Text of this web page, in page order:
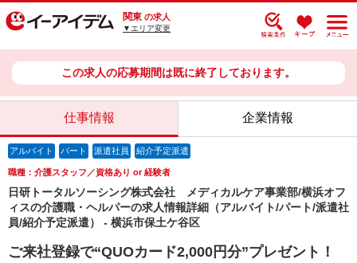
関東 の求人
▼エリア変更
この求人の応募期間は既に終了しております。
仕事情報 企業情報
アルバイト パート 派遣社員 紹介予定派遣
職種：介護スタッフ／資格あり or 経験者
日研トータルソーシング株式会社 メディカルケア事業部/横浜オフ
ィスの介護職・ヘルパーの求人情報詳細（アルバイト/パート/派遣社
員/紹介予定派遣） - 横浜市保土ケ谷区
ご来社登録で“QUOカード2,000円分”プレゼント！